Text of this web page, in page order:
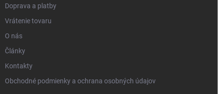
Doprava a platby
Vrátenie tovaru
O nás
Články
Kontakty
Obchodné podmienky a ochrana osobných údajov